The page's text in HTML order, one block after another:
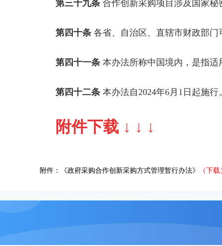
第三十九条 合作创新采购项目涉及国家
第四十条 各省、自治区、直辖市财政部
第四十一条 本办法所称中国境内，是指
第四十二条 本办法自2024年6月1日起施行
附件下载 ↓ ↓ ↓
附件：《政府采购合作创新采购方式管理暂行办法》 （下